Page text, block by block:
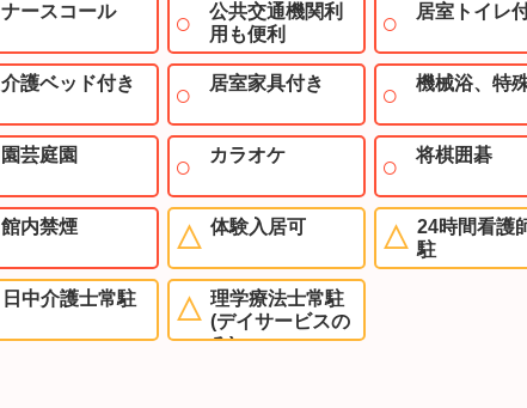
ナースコール
公共交通機関利
用も便利
居室トイレ
介護ベッド付き 居室家具付き 機械浴、特
園芸庭園 カラオケ 将棋囲碁
館内禁煙 体験入居可
24時間看護
駐
日中介護士常駐
理学療法士常駐
(デイサービスの
み)